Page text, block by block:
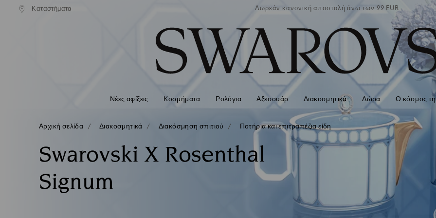
Accesskeys list
Καταστήματα
αποστολή άνω των 99 EUR Δωρεάν κανονική αποστολή άνω των 99 EUR Δωρεάν
Νέες αφίξεις Κοσμήματα Ρολόγια Αξεσουάρ Διακοσμητικά Δώρα Ο κόσμος
Αρχική σελίδα Διακοσμητικά Διακόσμηση σπιτιού Ποτήρια και επιτραπέζια είδη
Swarovski X Rosenthal
Signum